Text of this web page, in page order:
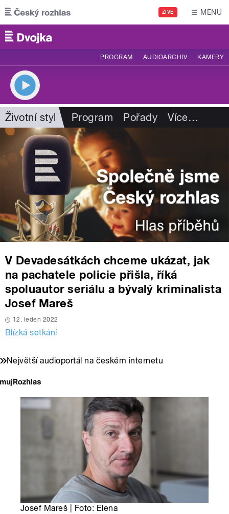
Přejít k hlavnímu obsahu
ŽIVĚ MENU
PROGRAM AUDIOARCHIV KAMERY
Životní styl Program Pořady Více…
V Devadesátkách chceme ukázat, jak
na pachatele policie přišla, říká
spoluautor seriálu a bývalý kriminalista
Josef Mareš
12. leden 2022
Blízká setkání
Největší audioportál na českém internetu
Josef Mareš | Foto: Elena